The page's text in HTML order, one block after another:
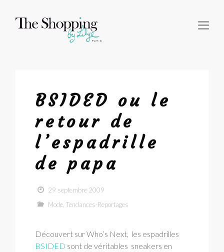
T
O
BSIDED ou le
retour de
l’espadrille
de papa
29 septembre 2009
Mode Tendances-Reportages
Découvert sur Who’s Next, les espadrilles
BSIDED sont de véritables sneakers en